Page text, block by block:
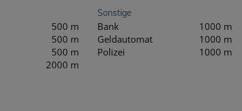
500 m
500 m
500 m
2000 m
Sonstige
Bank
1000 m
Geldautomat
1000 m
Polizei
1000 m